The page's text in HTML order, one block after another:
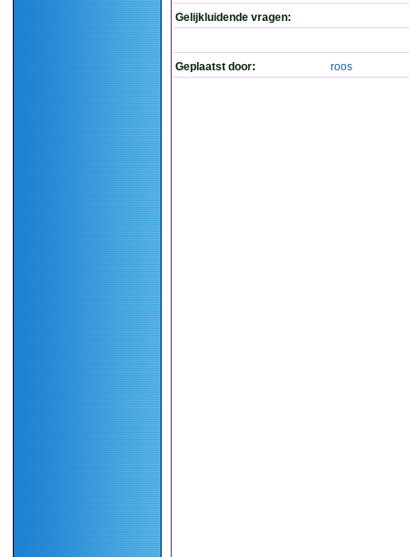
Gelijkluidende vragen:
Geplaatst door: roos